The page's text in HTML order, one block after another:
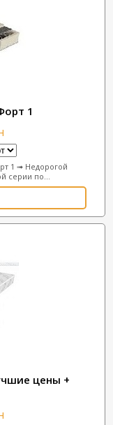
1
1 ➟ Недорогой
серии по...
цены +